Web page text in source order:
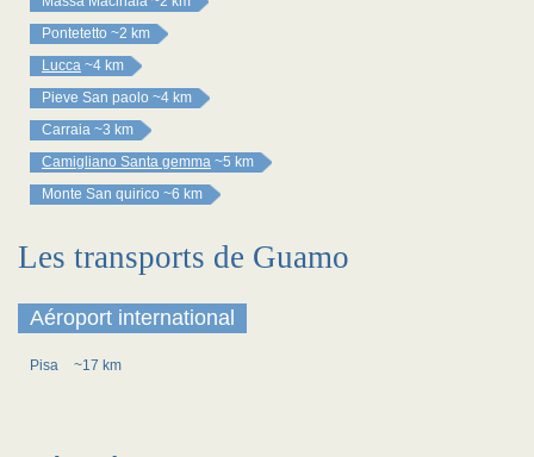
Pontetetto ~2 km
Lucca ~4 km
Pieve San paolo ~4 km
Carraia ~3 km
Camigliano Santa gemma ~5 km
Monte San quirico ~6 km
Les transports de Guamo
Aéroport international
Pisa ~17 km